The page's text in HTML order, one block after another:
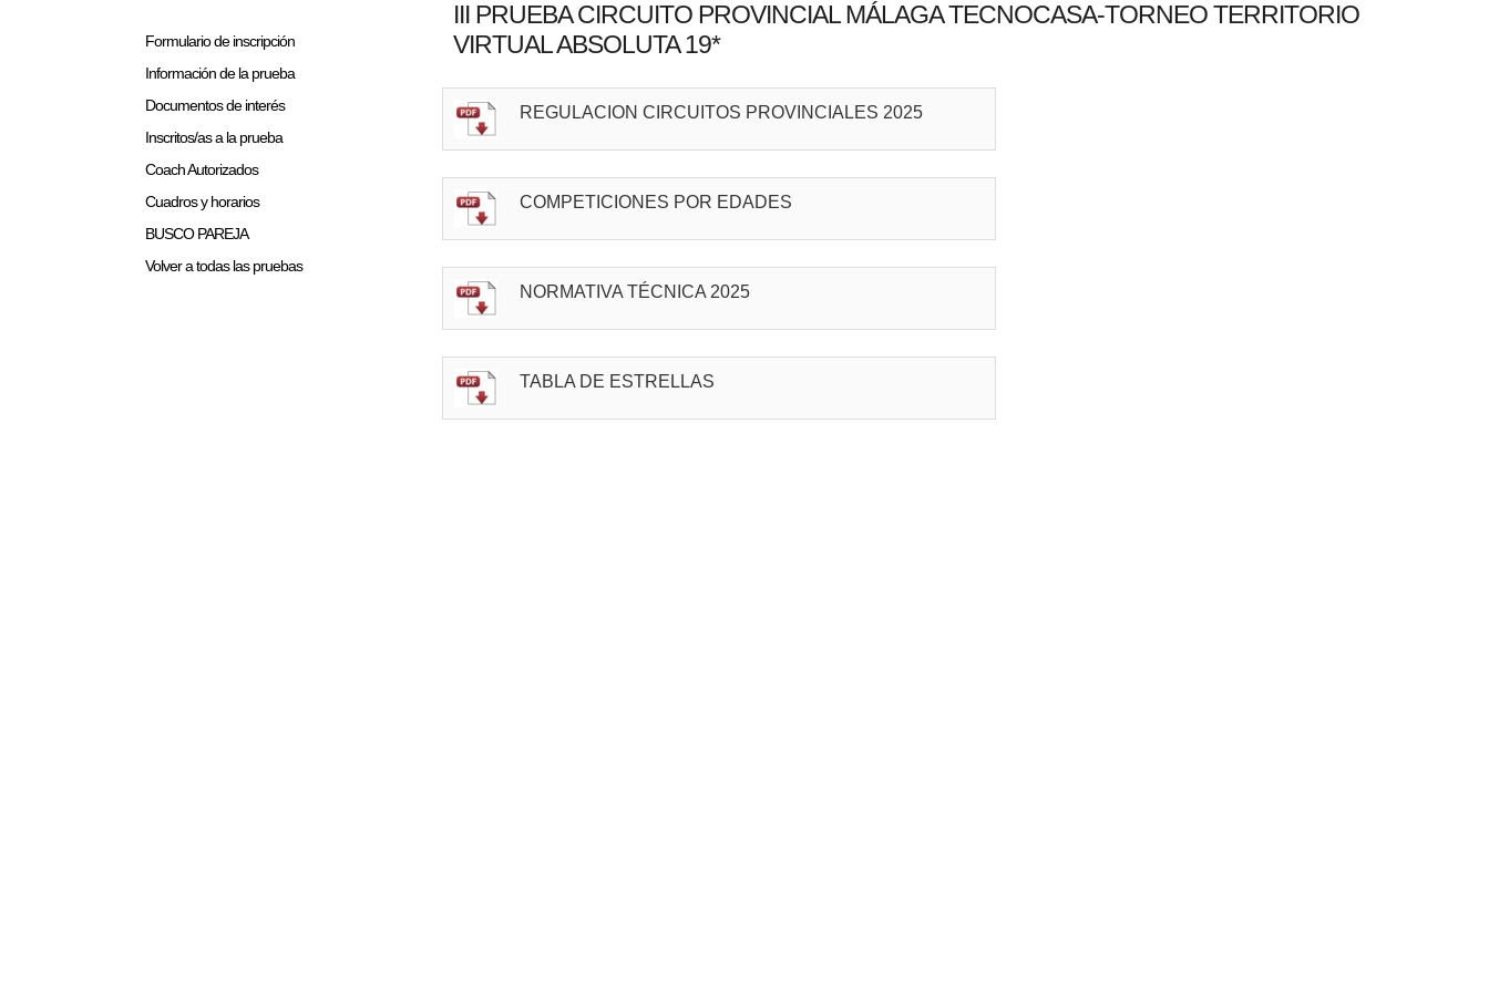
Formulario de inscripción
Información de la prueba
Documentos de interés
Inscritos/as a la prueba
Coach Autorizados
Cuadros y horarios
BUSCO PAREJA
Volver a todas las pruebas
III PRUEBA CIRCUITO PROVINCIAL MÁLAGA TECNOCASA-TORNEO TERRITORIO
VIRTUAL ABSOLUTA 19*
REGULACION CIRCUITOS PROVINCIALES 2025
COMPETICIONES POR EDADES
NORMATIVA TÉCNICA 2025
TABLA DE ESTRELLAS